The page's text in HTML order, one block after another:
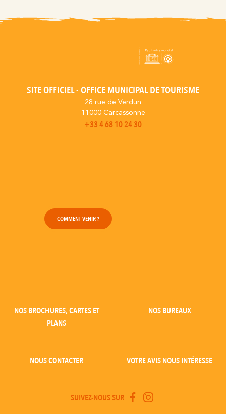
SITE OFFICIEL - OFFICE MUNICIPAL DE TOURISME
28 rue de Verdun
11000 Carcassonne
+33 4 68 10 24 30
COMMENT VENIR ?
NOS BROCHURES, CARTES ET
PLANS
NOS BUREAUX
NOUS CONTACTER VOTRE AVIS NOUS INTÉRESSE
SUIVEZ-NOUS SUR